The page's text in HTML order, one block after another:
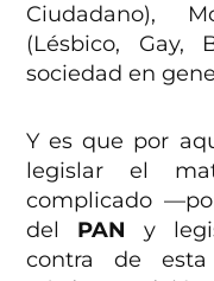
Ciudadano),
(Lésbico, Gay,
sociedad en
Y es que por
legislar el
complicado
del PANy
contra de